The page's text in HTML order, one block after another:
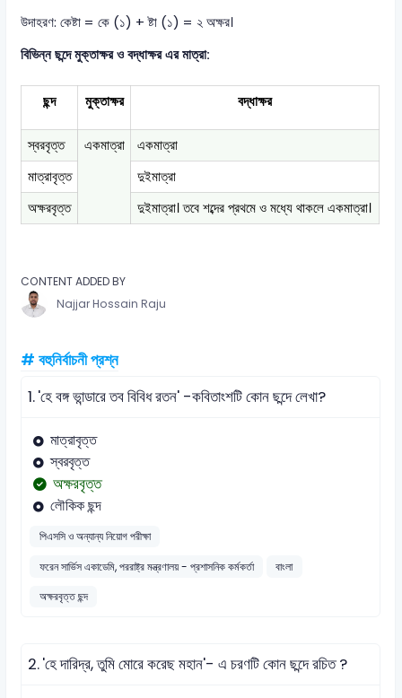
উদাহরণ: কেষ্টা = কে (১) + ষ্টা (১) = ২ অক্ষর।
বিভিন্ন ছন্দে মুক্তাক্ষর ও বদ্ধাক্ষর এর মাত্রা:
ছন্দ মুক্তাক্ষর বদ্ধাক্ষর
স্বরবৃত্ত একমাত্রা
একমাত্রা
মাত্রাবৃত্ত
দুইমাত্রা
অক্ষরবৃত্ত
দুইমাত্রা। তবে শব্দের প্রথমে ও মধ্যে থাকলে একমাত্রা।
CONTENT ADDED BY
Najjar Hossain Raju
# বহুনির্বাচনী প্রশ্ন
1.'হে বঙ্গ ভান্ডারে তব বিবিধ রতন' -কবিতাংশটি কোন ছন্দে লেখা?
মাত্রাবৃত্ত
স্বরবৃত্ত
অক্ষরবৃত্ত
লৌকিক ছন্দ
পিএসসি ও অন্যান্য নিয়োগ পরীক্ষা
ফরেন সার্ভিস একাডেমি, পররাষ্ট্র মন্ত্রণালয় - প্রশাসনিক কর্মকর্তা
বাংলা
অক্ষরবৃত্ত ছন্দ
2.'হে দারিদ্র, তুমি মোরে করেছ মহান'- এ চরণটি কোন ছন্দে রচিত ?